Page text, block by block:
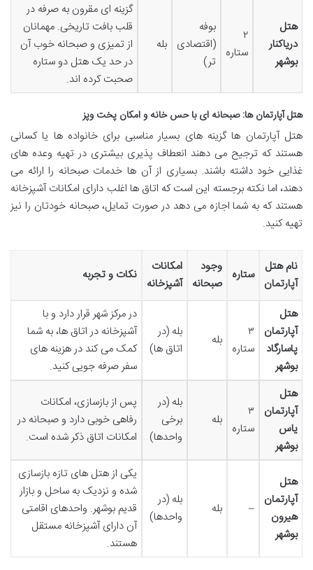
هتل
دریاکنار
بوشهر
۲
ستاره
بوفه
(اقتصادی
تر)
بله
گزینه ای مقرون به صرفه در
قلب بافت تاریخی. مهمانان
از تمیزی و صبحانه خوب آن
در حد یک هتل دو ستاره
صحبت کرده اند.
هتل آپارتمان ها: صبحانه ای با حس خانه و امکان پخت وپز
هتل آپارتمان ها گزینه های بسیار مناسبی برای خانواده ها یا کسانی
هستند که ترجیح می دهند انعطاف پذیری بیشتری در تهیه وعده های
غذایی خود داشته باشند. بسیاری از آن ها خدمات صبحانه را ارائه می
دهند، اما نکته برجسته این است که اتاق ها اغلب دارای امکانات آشپزخانه
هستند که به شما اجازه می دهد در صورت تمایل، صبحانه خودتان را نیز
تهیه کنید.
نام هتل
آپارتمان
ستاره وجود
صبحانه
امکانات
آشپزخانه
نکات و تجربه
هتل
آپارتمان
پاسارگاد
بوشهر
۳
ستاره
بله
بله (در
اتاق ها)
در مرکز شهر قرار دارد و با
آشپزخانه در اتاق ها، به شما
کمک می کند در هزینه های
سفر صرفه جویی کنید.
هتل
آپارتمان
یاس
بوشهر
۳
ستاره
بله
بله (در
برخی
واحدها)
پس از بازسازی، امکانات
رفاهی خوبی دارد و صبحانه در
امکانات اتاق ذکر شده است.
هتل
آپارتمان
هیرون
بوشهر
– بله
بله (در
واحدها)
یکی از هتل های تازه بازسازی
شده و نزدیک به ساحل و بازار
قدیم بوشهر. واحدهای اقامتی
آن دارای آشپزخانه مستقل
هستند.